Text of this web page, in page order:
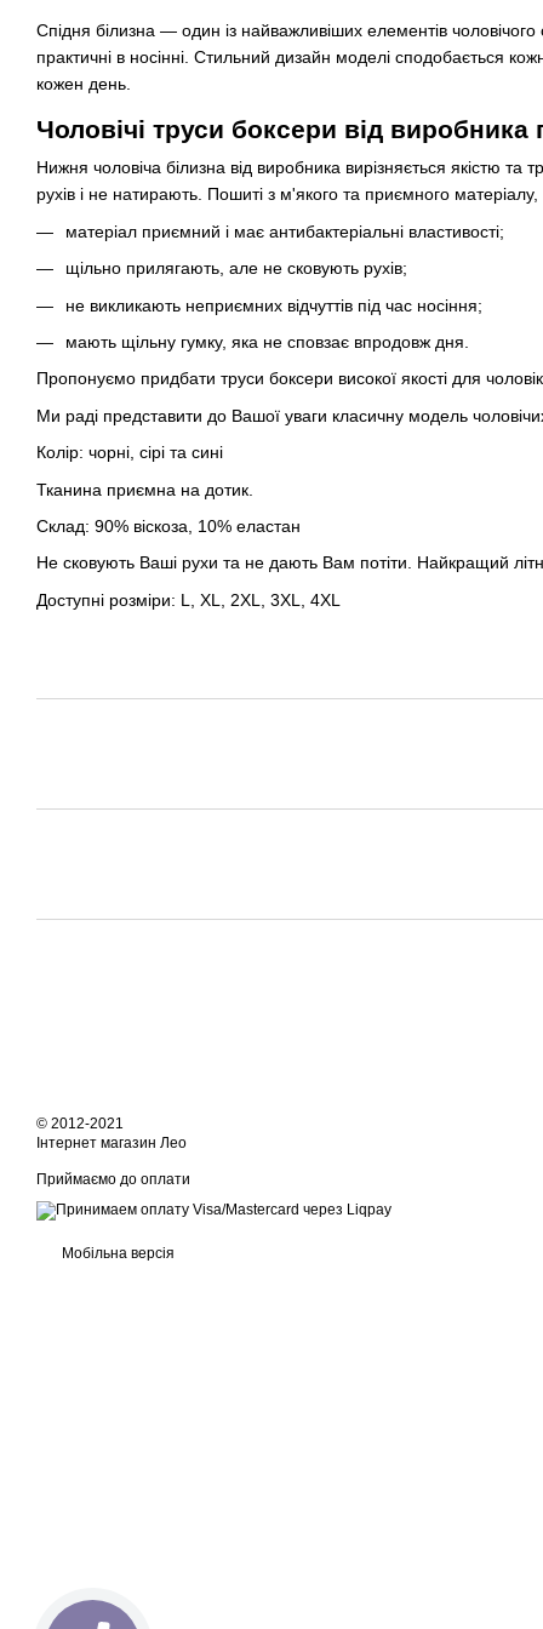
Спідня білизна — один із найважливіших елементів
практичні в носінні. Стильний дизайн моделі сподобається
кожен день.
Чоловічі труси боксери від виробника
Нижня чоловіча білизна від виробника вирізняється якістю
рухів і не натирають. Пошиті з м'якого та приємного
матеріал приємний і має антибактеріальні властивості;
щільно прилягають, але не сковують рухів;
не викликають неприємних відчуттів під час носіння;
мають щільну гумку, яка не сповзає впродовж дня.
Пропонуємо придбати труси боксери високої якості для
Ми раді представити до Вашої уваги класичну модель
Колір: чорні, сірі та сині
Тканина приємна на дотик.
Склад: 90% віскоза, 10% еластан
Не сковують Ваші рухи та не дають Вам потіти. Найкращий
Доступні розміри: L, XL, 2XL, 3XL, 4XL
© 2012-2021
Інтернет магазин Лео
Приймаємо до оплати
Мобільна версія